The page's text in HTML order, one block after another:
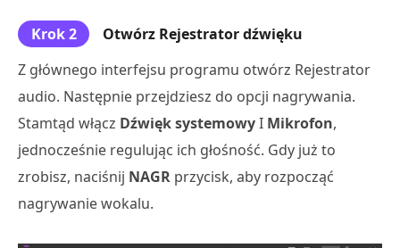
Krok 2
Otwórz Rejestrator dźwięku
Z głównego interfejsu programu otwórz Rejestrator
audio. Następnie przejdziesz do opcji nagrywania.
Stamtąd włącz Dźwięk systemowyI Mikrofon,
jednocześnie regulując ich głośność. Gdy już to
zrobisz, naciśnij NAGR przycisk, aby rozpocząć
nagrywanie wokalu.